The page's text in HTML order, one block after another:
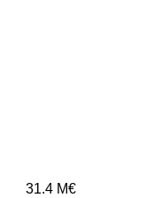
31.4 M€